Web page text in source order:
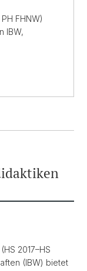
FHNW)
IBW,
(HS 2017–HS
(IBW) bietet